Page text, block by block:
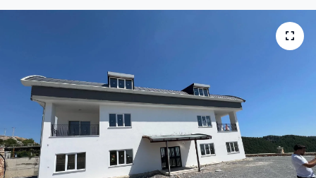
İnşaat-Emlak
Kültür-Sanat
Sağlık